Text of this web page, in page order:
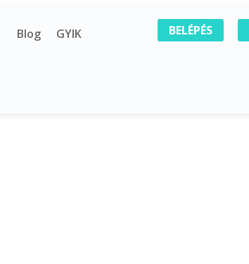
Blog GYIK BELÉPÉS